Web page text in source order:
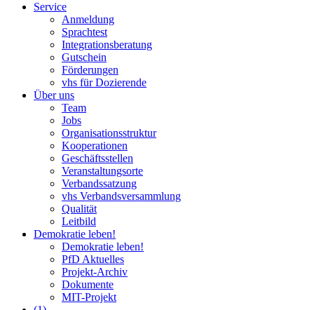
Service
Anmeldung
Sprachtest
Integrationsberatung
Gutschein
Förderungen
vhs für Dozierende
Über uns
Team
Jobs
Organisationsstruktur
Kooperationen
Geschäftsstellen
Veranstaltungsorte
Verbandssatzung
vhs Verbandsversammlung
Qualität
Leitbild
Demokratie leben!
Demokratie leben!
PfD Aktuelles
Projekt-Archiv
Dokumente
MIT-Projekt